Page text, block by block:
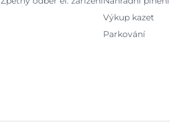
Výkup kazet
Parkování